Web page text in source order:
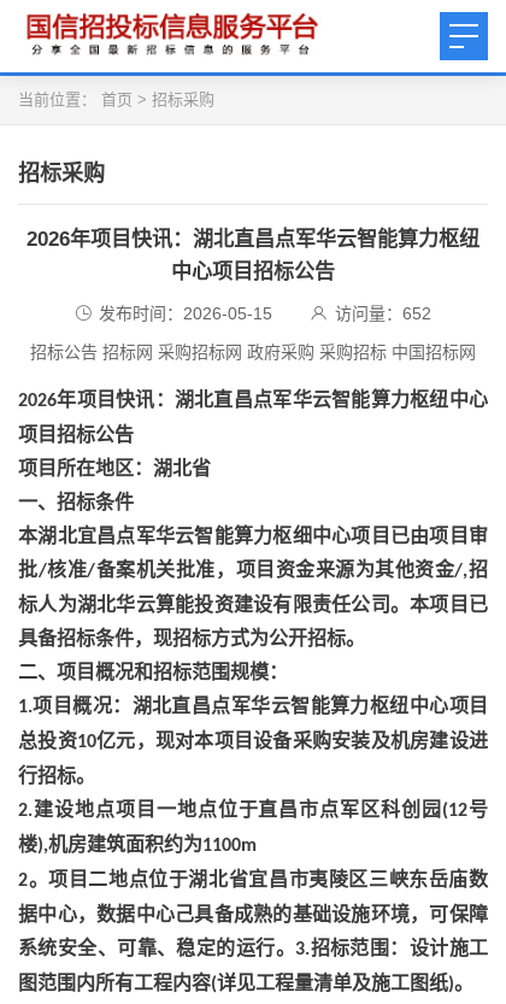
当前位置： 首页 > 招标采购
招标采购
2026年项目快讯：湖北直昌点军华云智能算力枢纽
中心项目招标公告
发布时间：2026-05-15 访问量： 652
招标公告 招标网 采购招标网 政府采购 采购招标 中国招标网
2026年项目快讯 ：湖北直昌点军华云智能算力枢纽中心
项目招标公告
项目所在地区：湖北省
一、招标条件
本湖北宜昌点军华云智能算力枢细中心项目已由项目审
批/核准/备案机关批准，项目资金来源为其他资金/,招
标人为湖北华云算能投资建设有限责任公司。本项目已
具备招标条件，现招标方式为公开招标。
二、项目概况和招标范围规模：
1.项目概况：湖北直昌点军华云智能算力枢纽中心项目
总投资10亿元，现对本项目设备采购安装及机房建设进
行招标。
2.建设地点项目一地点位于直昌市点军区科创园 (12号
楼),机房建筑面积约为1100m
2。项目二地点位于湖北省宜昌市夷陵区三峡东岳庙数
据中心，数据中心己具备成熟的基础设施环境，可保障
系统安全、可靠、稳定的运行。3.招标范围：设计施工
图范围内所有工程内容(详见工程量清单及施工图纸)。